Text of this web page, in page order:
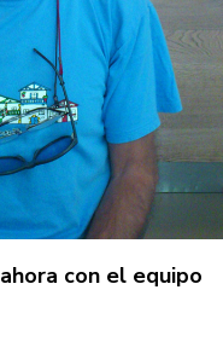
con el equipo